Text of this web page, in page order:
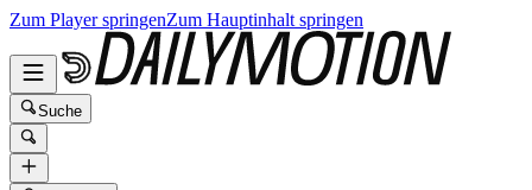
Zum Player springenZum Hauptinhalt springen
Suche